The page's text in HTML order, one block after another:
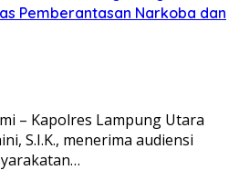
Pemberantasan Narkoba dan
– Kapolres Lampung Utara
S.I.K., menerima audiensi